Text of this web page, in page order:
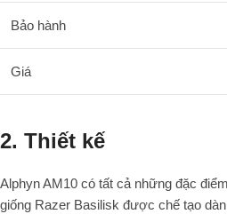
Bảo hành
Giá
2. Thiết kế
Alphyn AM10 có tất cả những đặc
giống Razer Basilisk được chế tạo